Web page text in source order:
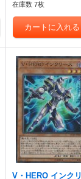
在庫数 7枚
V・HERO インク